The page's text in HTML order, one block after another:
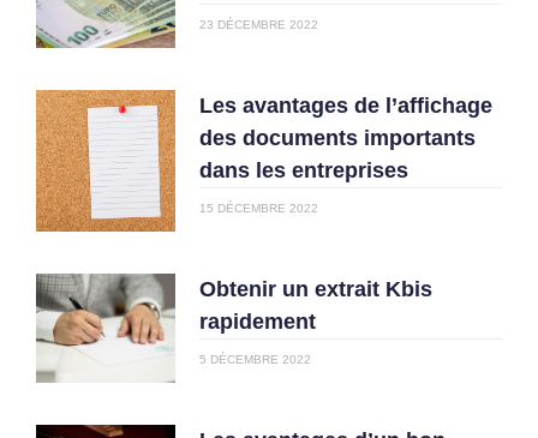
23 DÉCEMBRE 2022
Les avantages de l’affichage
des documents importants
dans les entreprises
15 DÉCEMBRE 2022
Obtenir un extrait Kbis
rapidement
5 DÉCEMBRE 2022